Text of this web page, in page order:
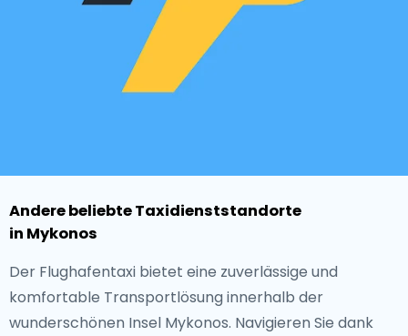
Andere beliebte Taxidienststandorte
in Mykonos
Der Flughafentaxi bietet eine zuverlässige und
komfortable Transportlösung innerhalb der
wunderschönen Insel Mykonos. Navigieren Sie dank